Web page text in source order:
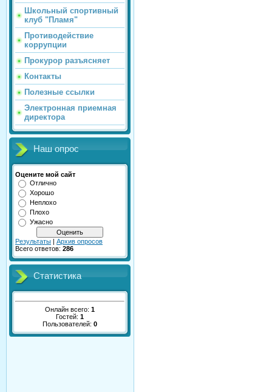
Школьный спортивный
клуб "Пламя"
Противодействие
коррупции
Прокурор разъясняет
Контакты
Полезные ссылки
Электронная приемная
директора
Наш опрос
Оцените мой сайт
Отлично
Хорошо
Неплохо
Плохо
Ужасно
Результаты | Архив опросов
Всего ответов: 286
Статистика
Онлайн всего: 1
Гостей: 1
Пользователей: 0